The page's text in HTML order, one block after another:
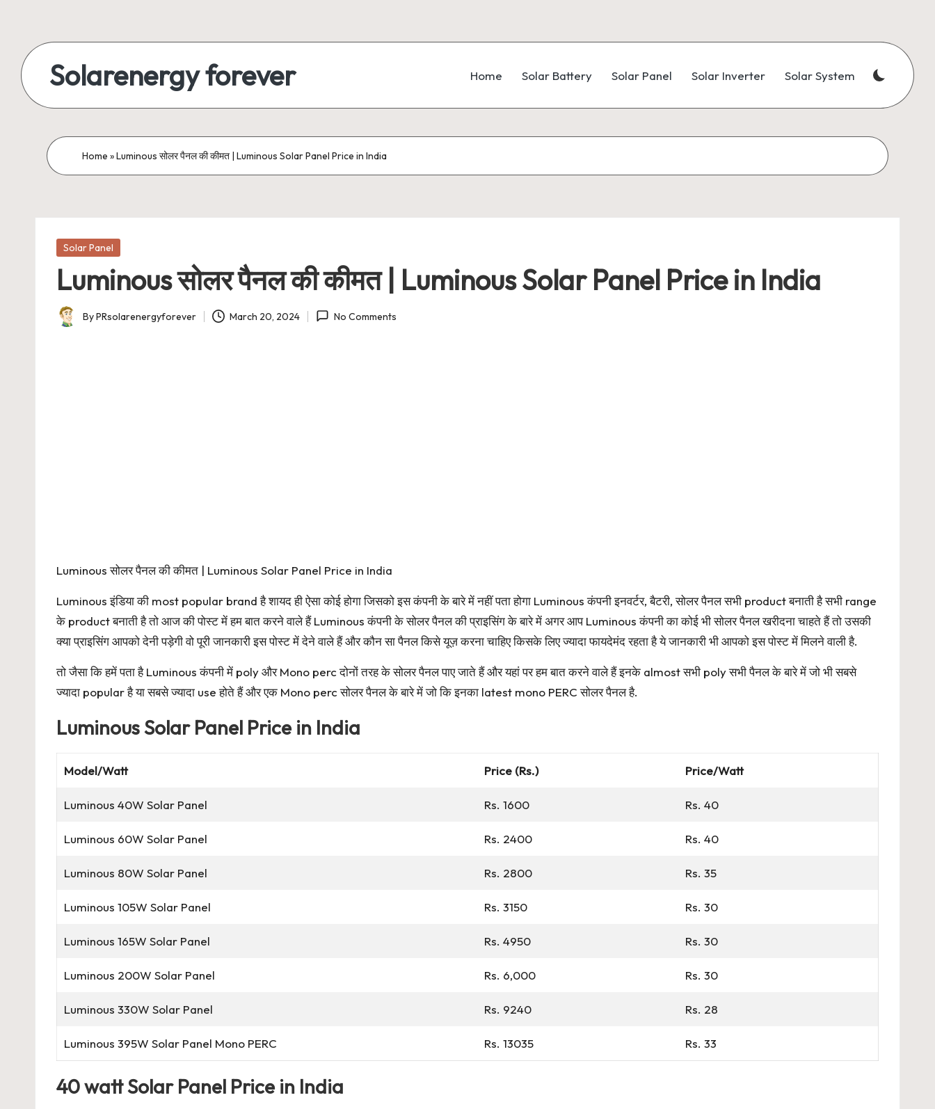
content
Solarenergy forever
बिजली
Home Solar Battery Solar Panel Solar Inverter Solar System
Home »Luminous सोलर पैनल की कीमत | Luminous Solar Panel Price in India
Posted
Solar Panel
Luminous सोलर पैनल की कीमत | Luminous Solar Panel Price in India
Posted
ByPRsolarenergyforever March 20, 2024 No Comments
Luminous सोलर पैनल की कीमत | Luminous Solar Panel Price in India
Luminous इंडिया की most popular brand है शायद ही ऐसा कोई होगा जिसको इस कंपनी के बारे में नहीं पता होगा Luminous कंपनी इनवर्टर, बैटरी, सोलर पैनल सभी product बनाती है सभी range
के product बनाती है तो आज की पोस्ट में हम बात करने वाले हैं Luminous कंपनी के सोलर पैनल की प्राइसिंग के बारे में अगर आप Luminous कंपनी का कोई भी सोलर पैनल खरीदना चाहते हैं तो उसकी
क्या प्राइसिंग आपको देनी पड़ेगी वो पूरी जानकारी इस पोस्ट में देने वाले हैं और कौन सा पैनल किसे यूज़ करना चाहिए किसके लिए ज्यादा फायदेमंद रहता है ये जानकारी भी आपको इस पोस्ट में मिलने वाली है.
तो जैसा कि हमें पता है Luminous कंपनी में poly और Mono perc दोनों तरह के सोलर पैनल पाए जाते हैं और यहां पर हम बात करने वाले हैं इनके almost सभी poly सभी पैनल के बारे में जो भी सबसे
ज्यादा popular है या सबसे ज्यादा use होते हैं और एक Mono perc सोलर पैनल के बारे में जो कि इनका latest mono PERC सोलर पैनल है.
Luminous Solar Panel Price in India
Model/Watt Price (Rs.) Price/Watt
Luminous 40W Solar Panel Rs. 1600 Rs. 40
Luminous 60W Solar Panel Rs. 2400 Rs. 40
Luminous 80W Solar Panel Rs. 2800 Rs. 35
Luminous 105W Solar Panel Rs. 3150 Rs. 30
Luminous 165W Solar Panel Rs. 4950 Rs. 30
Luminous 200W Solar Panel Rs. 6,000 Rs. 30
Luminous 330W Solar Panel Rs. 9240 Rs. 28
Luminous 395W Solar Panel Mono PERC Rs. 13035 Rs. 33
40 watt Solar Panel Price in India